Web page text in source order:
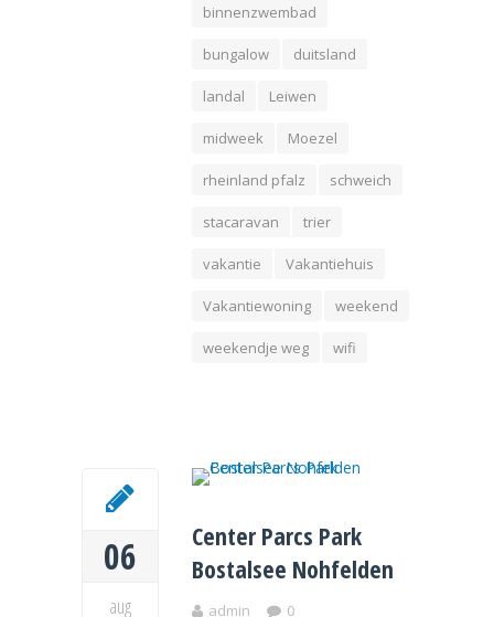
binnenzwembad
bungalow duitsland
landal Leiwen
midweek Moezel
rheinland pfalz schweich
stacaravan trier
vakantie Vakantiehuis
Vakantiewoning weekend
weekendje weg wifi
06
aug
Center Parcs Park
Bostalsee Nohfelden
admin 0